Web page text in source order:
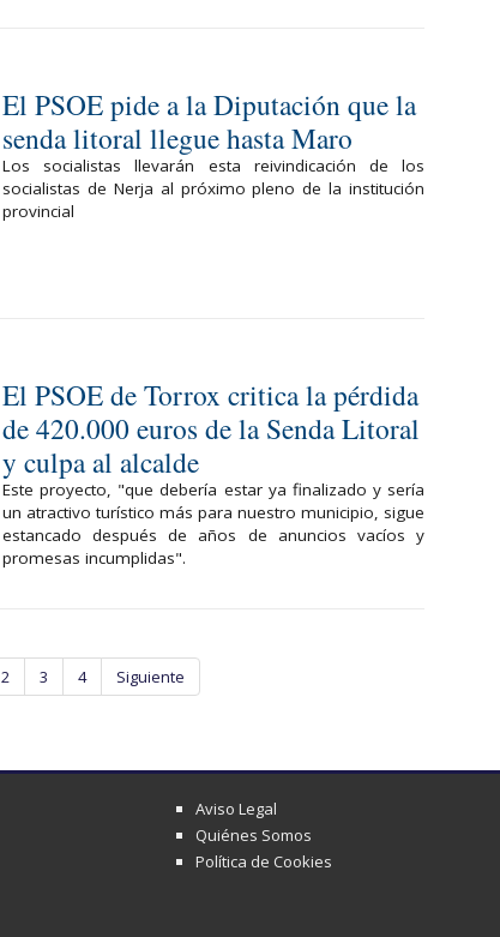
El PSOE pide a la Diputación que la
senda litoral llegue hasta Maro
Los socialistas llevarán esta reivindicación de los
socialistas de Nerja al próximo pleno de la institución
provincial
El PSOE de Torrox critica la pérdida
de 420.000 euros de la Senda Litoral
y culpa al alcalde
Este proyecto, "que debería estar ya finalizado y sería
un atractivo turístico más para nuestro municipio, sigue
estancado después de años de anuncios vacíos y
promesas incumplidas".
2 3 4 Siguiente
Aviso Legal
Quiénes Somos
Política de Cookies